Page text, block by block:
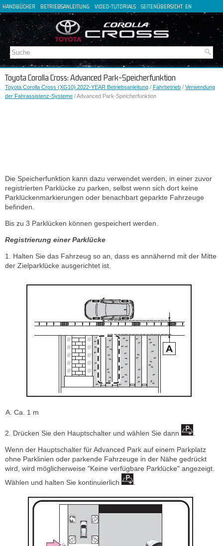
HANDBÜCHER BETRIEBSANLEITUNG VIDEO-TUTORIALS SEITENÜBERSICHT EN
FR
IT
Toyota Corolla Cross: Advanced Park-Speicherfunktion
Toyota Corolla Cross (XG10) 2022-YEAR Betriebsanleitung / Fahrbetrieb / Verwendung
der Fahrassistenz-Systeme / Advanced Park-Speicherfunktion
Die Speicherfunktion kann dazu verwendet werden, in einer zuvor
registrierten Parklücke zu parken, selbst wenn sich dort keine
Parklückenmarkierungen oder benachbart geparkte Fahrzeuge
befinden.
Bis zu 3 Parklücken können gespeichert werden.
Registrierung einer Parklücke
1. Halten Sie das Fahrzeug so an, dass es annähernd mit der Mitte
der Zielparklücke ausgerichtet ist.
Ca. 1 m
2. Drücken Sie den Hauptschalter und wählen Sie dann
Wenn der Hauptschalter für Advanced Park auf einem Parkplatz
ohne Parklinien oder parkende Fahrzeuge in der Nähe gedrückt
wird, wird möglicherweise "Keine verfügbare Parklücke" angezeigt.
Wählen und halten Sie kontinuierlich